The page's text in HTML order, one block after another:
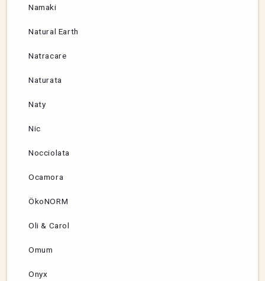
Namaki
Natural Earth
Natracare
Naturata
Naty
Nic
Nocciolata
Ocamora
ÖkoNORM
Oli & Carol
Omum
Onyx